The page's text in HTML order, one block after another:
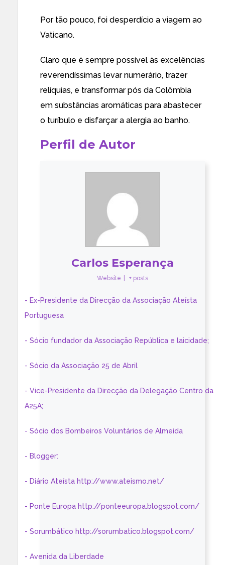
Por tão pouco, foi desperdício a viagem ao
Vaticano.
Claro que é sempre possível às excelências
reverendíssimas levar numerário, trazer
relíquias, e transformar pós da Colômbia
em substâncias aromáticas para abastecer
o turíbulo e disfarçar a alergia ao banho.
Perfil de Autor
Carlos Esperança
Website + posts
- Ex-Presidente da Direcção da Associação Ateísta
Portuguesa
- Sócio fundador da Associação República e laicidade;
- Sócio da Associação 25 de Abril
- Vice-Presidente da Direcção da Delegação Centro da
A25A;
- Sócio dos Bombeiros Voluntários de Almeida
- Blogger:
- Diário Ateísta http://www.ateismo.net/
- Ponte Europa http://ponteeuropa.blogspot.com/
- Sorumbático http://sorumbatico.blogspot.com/
- Avenida da Liberdade